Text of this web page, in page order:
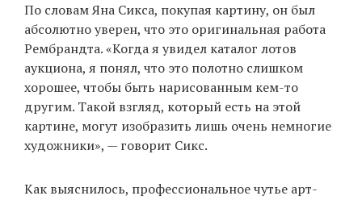
По словам Яна Сикса, покупая картину, он был
абсолютно уверен, что это оригинальная работа
Рембрандта. «Когда я увидел каталог лотов
аукциона, я понял, что это полотно слишком
хорошее, чтобы быть нарисованным кем-то
другим. Такой взгляд, который есть на этой
картине, могут изобразить лишь очень немногие
художники», — говорит Сикс.
Как выяснилось, профессиональное чутье арт-